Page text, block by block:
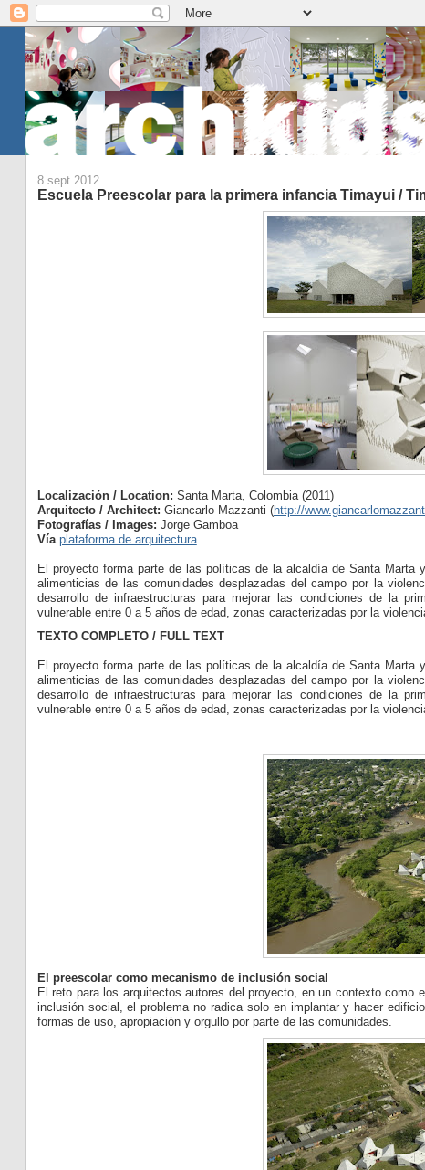
8 sept 2012
Escuela Preescolar para la primera infancia Timayui /
Localización / Location: Santa Marta, Colombia (2011)
Arquitecto / Architect: Giancarlo Mazzanti (http://
Fotografías / Images: Jorge Gamboa
Vía plataforma de arquitectura
El proyecto forma parte de las políticas de la alcaldía de Santa Marta
alimenticias de las comunidades desplazadas del campo por la
desarrollo de infraestructuras para mejorar las condiciones de la
vulnerable entre 0 a 5 años de edad, zonas caracterizadas por la
TEXTO COMPLETO / FULL TEXT
El proyecto forma parte de las políticas de la alcaldía de Santa Marta
alimenticias de las comunidades desplazadas del campo por la
desarrollo de infraestructuras para mejorar las condiciones de la
vulnerable entre 0 a 5 años de edad, zonas caracterizadas por la
El preescolar como mecanismo de inclusión social
El reto para los arquitectos autores del proyecto, en un contexto como
inclusión social, el problema no radica solo en implantar y hacer
formas de uso, apropiación y orgullo por parte de las comunidades.